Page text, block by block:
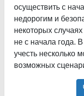
осуществить с
недорогим и
некоторых
не с начала года.
учесть несколько
возможных